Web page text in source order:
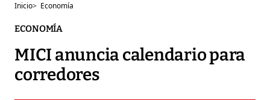
Inicio> Economía
ECONOMÍA
MICI anuncia calendario para
corredores